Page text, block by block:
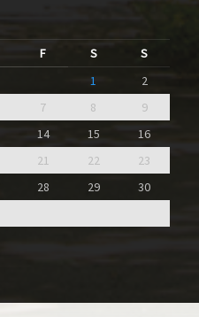
F S
S
1
2
7 8
9
14 15
16
21 22
23
28 29
30